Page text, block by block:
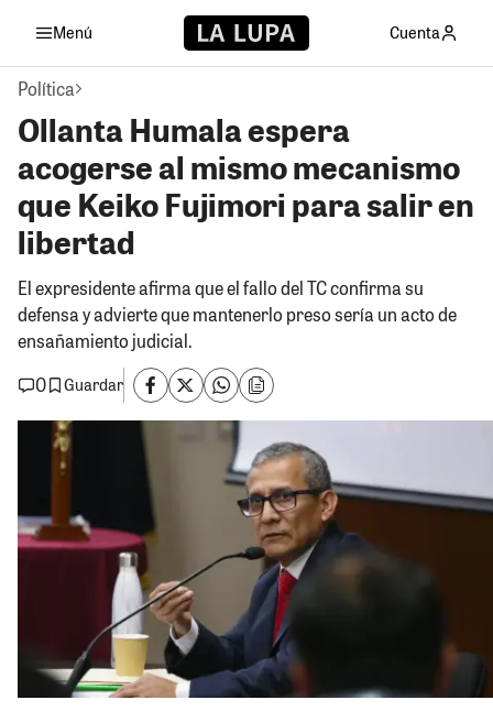
Menú Cuenta
Política
Ollanta Humala espera
acogerse al mismo mecanismo
que Keiko Fujimori para salir en
libertad
El expresidente afirma que el fallo del TC confirma su
defensa y advierte que mantenerlo preso sería un acto de
ensañamiento judicial.
0
Guardar